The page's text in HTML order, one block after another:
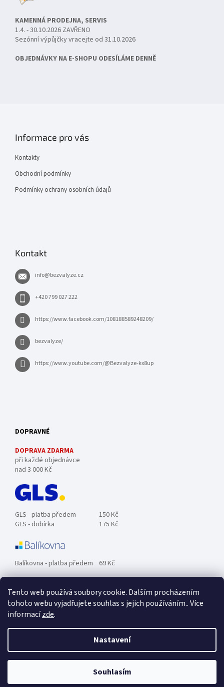
Tento web používá soubory cookie. Dalším procházením
tohoto webu vyjadřujete souhlas s jejich používáním.. Více
informacízde.
Nastavení
Souhlasím
KAMENNÁ PRODEJNA, SERVIS
1.4. - 30.10.2026 ZAVŘENO
Sezónní výpůjčky vracejte od 31.10.2026
OBJEDNÁVKY NA E-SHOPU ODESÍLÁME DENNĚ
Informace pro vás
Kontakty
Obchodní podmínky
Podmínky ochrany osobních údajů
Kontakt
info@bezvalyze.cz
+420 799 027 222
https://www.facebook.com/108188589248209/
bezvalyze/
https://www.youtube.com/@Bezvalyze-kx8up
DOPRAVNÉ
DOPRAVA ZDARMA
při každé objednávce
nad 3 000 Kč
GLS - platba předem
150 Kč
GLS - dobírka
175 Kč
Balíkovna - platba předem 69 Kč
Zásilkovna - platba předem 89 Kč